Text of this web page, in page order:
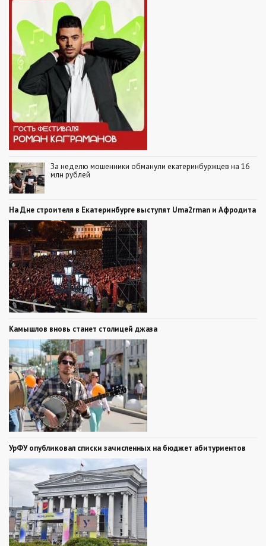
За неделю мошенники обманули екатеринбуржцев на 16
млн рублей
На Дне строителя в Екатеринбурге выступят Uma2rman и Афродита
Камышлов вновь станет столицей джаза
УрФУ опубликовал списки зачисленных на бюджет абитуриентов